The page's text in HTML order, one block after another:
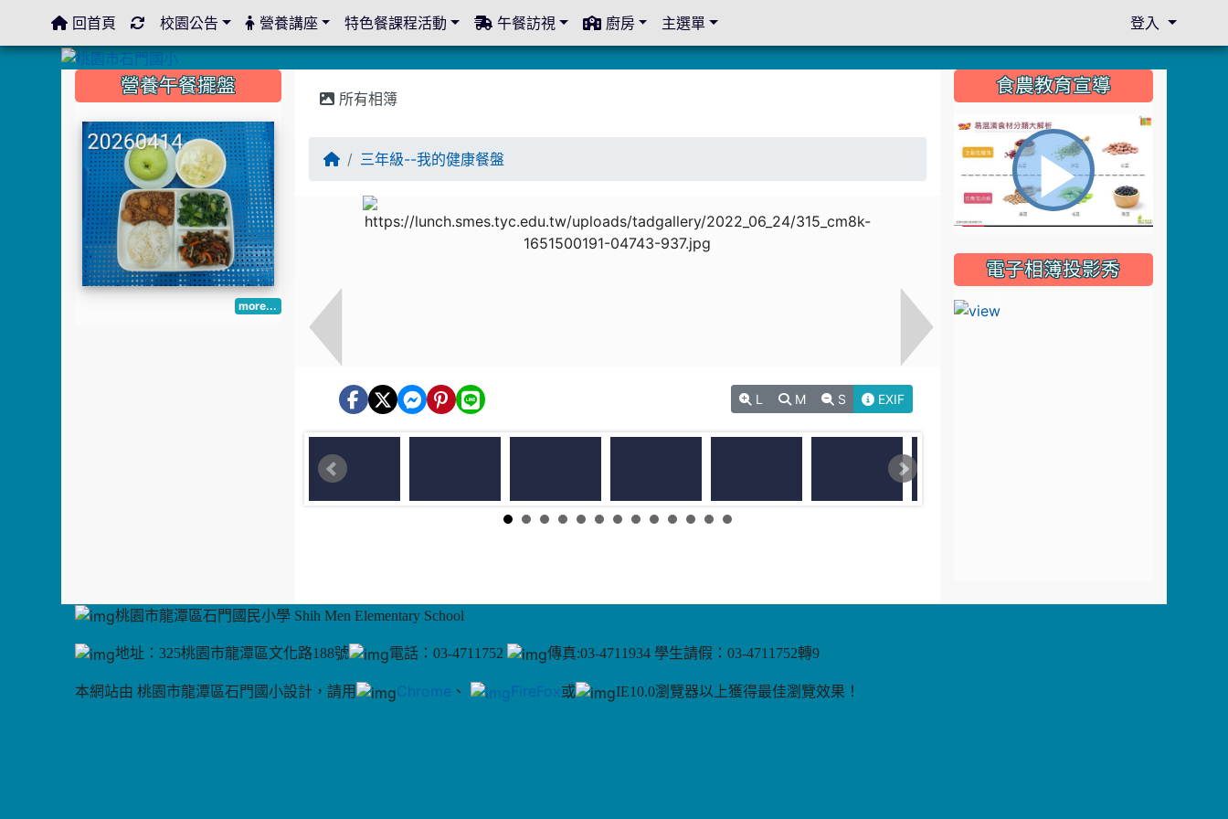
所有相簿
三年級--我的健康餐盤
L M S EXIF
::: 營養午餐擺盤
more...
::: 食農教育宣導
播
放
電子相簿投影秀
桃園市龍潭區石門國民小學 Shih Men Elementary School
地址：325桃園市龍潭區文化路188號 電話：03-4711752 傳真:03-4711934 學生請假：03-4711752轉9
本網站由 桃園市龍潭區石門國小設計，請用 Chrome 、 FireFox或 IE10.0瀏覽器以上獲得最佳瀏覽效果！
::: 回首頁 校園公告 營養講座 特色餐課程活動 午餐訪視 廚房 主選單 登入